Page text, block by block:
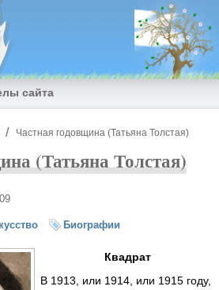
сайта
Частная годовщина (Татьяна Толстая)
(Татьяна Толстая)
Биографии
Квадрат
В 1913, или 1914, или 1915 году,